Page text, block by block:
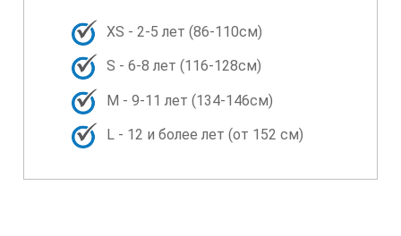
XS - 2-5 лет (86-110см)
S - 6-8 лет (116-128см)
M - 9-11 лет (134-146см)
L - 12 и более лет (от 152 см)